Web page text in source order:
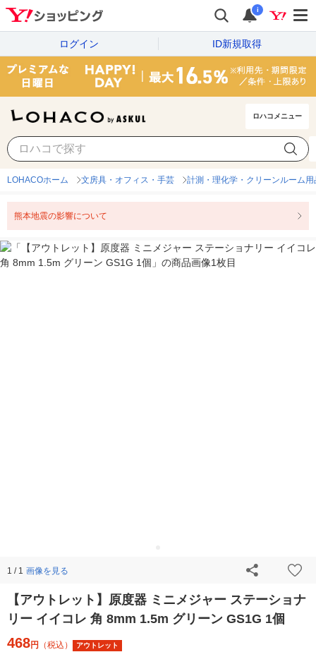
i
ログイン ID新規取得
ロハコメニュー
LOHACOホーム 文房具・オフィス・手芸 計測・理化学・クリーンルーム用
熊本地震の影響について
1 / 1 画像を見る
【アウトレット】原度器 ミニメジャー ステーショナ
リー イイコレ 角 8mm 1.5m グリーン GS1G 1個
468円 （税込） アウトレット